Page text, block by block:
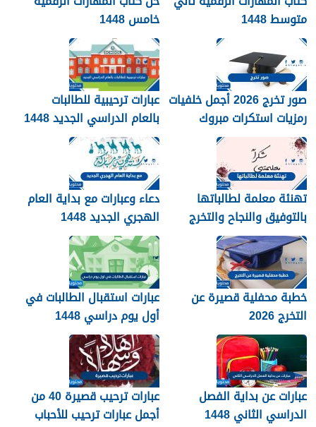
متوسط 1448
خامس 1448
صور تخرج 2026 أجمل خلفيات
رمزيات استكرات مبروك
التخرج 1448
عبارات ترحيبية للطالبات
بالعام الدراسي الجديد 1448
بالصور
تهنئة معلمة لطالباتها
بالتوفيق والنجاح والتخرج
2026
دعاء وعبارات مع بداية العام
الهجري الجديد 1448
خطبة محفلية قصيرة عن
التخرج 2026
عبارات استقبال الطالبات في
أول يوم دراسي 1448
عبارات عن بداية الفصل
الدراسي الثاني 1448
عبارات ترحيب قصيرة 40 من
أجمل عبارات ترحيب للأحباب